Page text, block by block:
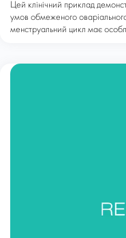
Цей клінічний приклад
умов обмеженого
менструальний цикл має